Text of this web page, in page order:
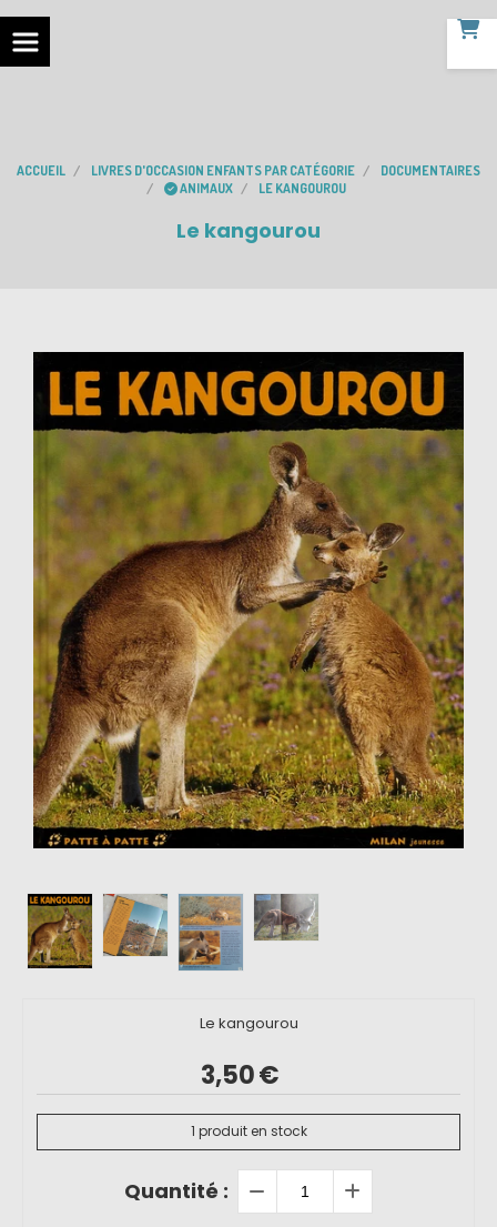
ACCUEIL LIVRES D'OCCASION ENFANTS PAR CATÉGORIE
DOCUMENTAIRES
ANIMAUX
LE KANGOUROU
Le kangourou
Le kangourou
3,50€
1 produit en stock
Quantité :